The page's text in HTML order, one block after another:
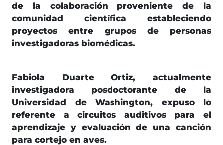
de la colaboración proveniente de la
comunidad científica estableciendo
proyectos entre grupos de personas
investigadoras biomédicas.
Fabiola Duarte Ortiz, actualmente
investigadora posdoctorante de la
Universidad de Washington, expuso lo
referente a circuitos auditivos para el
aprendizaje y evaluación de una canción
para cortejo en aves.